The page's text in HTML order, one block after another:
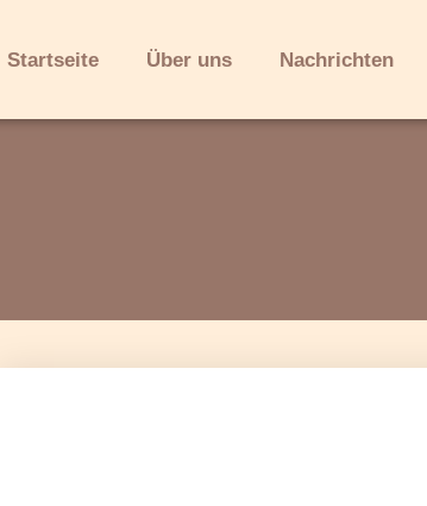
Startseite Über uns Nachrichten